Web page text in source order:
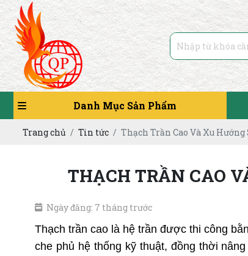
Danh Mục Sản Phẩm
Trang chủ Tin tức Thạch Trần Cao Và Xu
THẠCH TRẦN CAO
Ngày đăng: 7 tháng trước
Thạch trần cao là hệ trần được thi công
che phủ hệ thống kỹ thuật, đồng thời